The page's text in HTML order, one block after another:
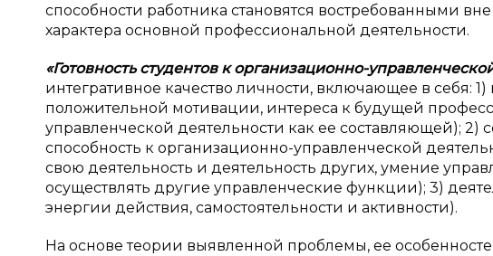
способности работника становятся востребованными
характера основной профессиональной деятельности.
«Готовность студентов к организационно-
интегративное качество личности, включающее в себя:
положительной мотивации, интереса к будущей
управленческой деятельности как ее составляющей); 2)
способность к организационно-управленческой
свою деятельность и деятельность других, умение
осуществлять другие управленческие функции); 3)
энергии действия, самостоятельности и активности).
На основе теории выявленной проблемы, ее